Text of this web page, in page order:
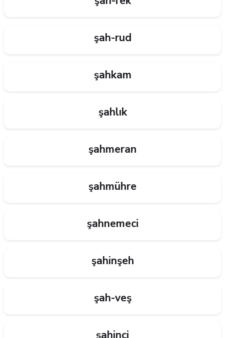
şah-rud
şahkam
şahlık
şahmeran
şahmühre
şahnemeci
şahinşeh
şah-veş
şahinci